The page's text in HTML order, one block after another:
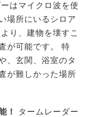
はマイクロ波を使
場所にいるシロア
り、建物を壊すこ
が可能です。 特
、玄関、浴室のタ
が難しかった場所
！
タームレーダー